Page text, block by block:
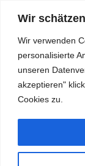
Wir
Wir verwenden
personalisierte
unseren
akzeptieren"
Cookies zu.
TESTS,